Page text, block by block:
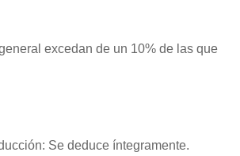
excedan de un 10% de las que
Se deduce íntegramente.